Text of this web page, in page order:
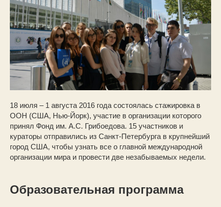
18 июля – 1 августа 2016 года состоялась стажировка в
ООН (США, Нью-Йорк), участие в организации которого
принял Фонд им. А.С. Грибоедова. 15 участников и
кураторы отправились из Санкт-Петербурга в крупнейший
город США, чтобы узнать все о главной международной
организации мира и провести две незабываемых недели.
Образовательная программа